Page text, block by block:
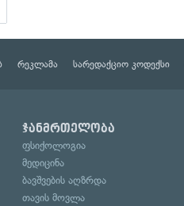
რეკლამა სარედაქციო კოდექსი
ჯანმრთელობა
ფსიქოლოგია
მედიცინა
ბავშვების აღზრდა
თავის მოვლა